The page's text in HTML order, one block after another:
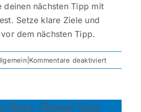
deinen nächsten Tipp mit
Setze klare Ziele und
dem nächsten Tipp.
Kommentare deaktiviertfür
Story, Choose Your